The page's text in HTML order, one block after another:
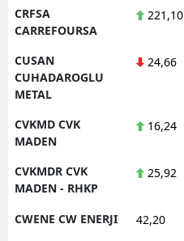
CRFSA
CARREFOURSA
221,10
CUSAN
CUHADAROGLU
METAL
24,66
CVKMD CVK
MADEN
16,24
CVKMDR CVK
MADEN - RHKP
25,92
CWENE CW ENERJI 42,20